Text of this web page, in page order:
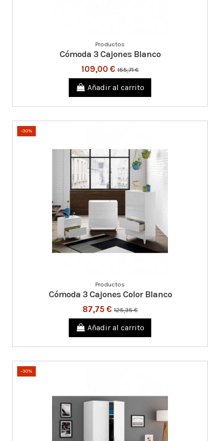
Productos
Cómoda 3 Cajones Blanco
109,00 € 155,71 €
Añadir al carrito
-30%
Productos
Cómoda 3 Cajones Color Blanco
87,75 € 125,35 €
Añadir al carrito
-30%